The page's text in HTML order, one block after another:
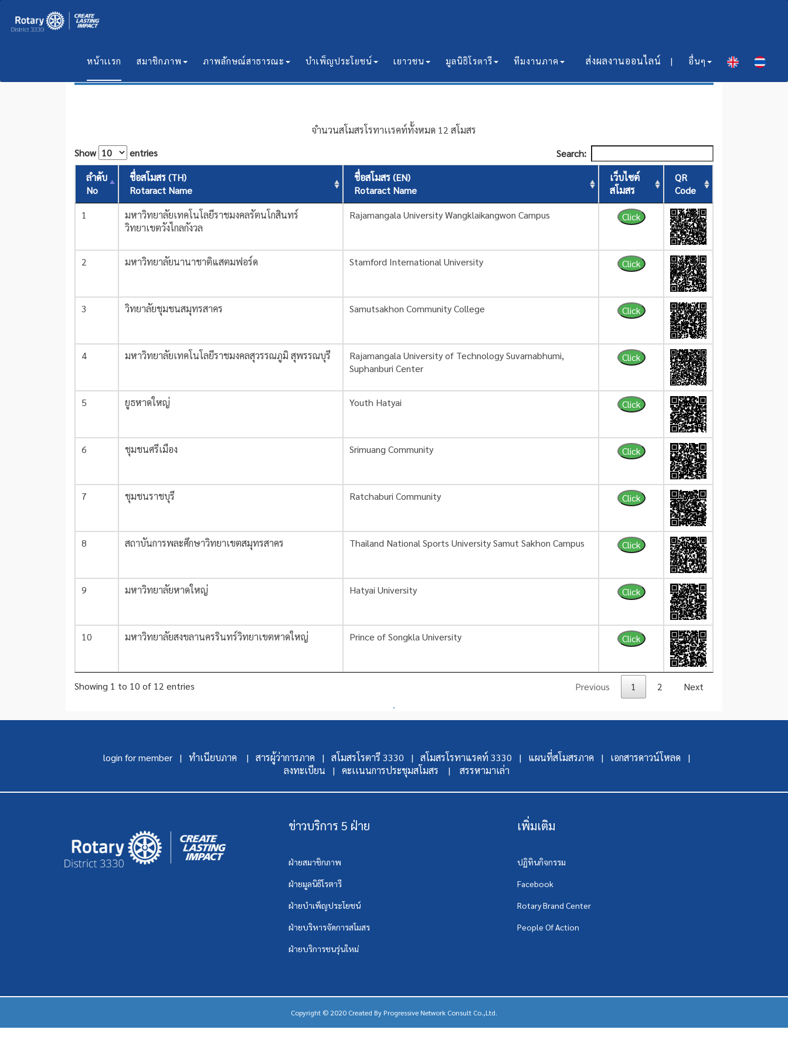
หน้าเเรก สมาชิกภาพ ภาพลักษณ์สาธารณะ บำเพ็ญประโยชน์ เยาวชน มูลนิธิโรตารี ทีมงานภาค ส่งผลงานออนไลน์​ | อื่นๆ
ข้อมูลสมาชิกสโมสโรทาเเรคท์ ภาค 3330
จำนวนสโมสรโรทาเเรคท์ทั้งหมด 12 สโมสร
Show
entries
Search:
ลำดับ
No
ชื่อสโมสร (TH)
Rotaract Name
ชื่อสโมสร (EN)
Rotaract Name
เว็บไซต์
สโมสร
QR
Code
1
มหาวิทยาลัยเทคโนโลยีราชมงคลรัตนโกสินทร์
วิทยาเขตวังไกลกังวล
Rajamangala University Wangklaikangwon Campus Click
2 มหาวิทยาลัยนานาชาติแสตมฟอร์ด Stamford International University Click
3 วิทยาลัยชุมชนสมุทรสาคร Samutsakhon Community College Click
4 มหาวิทยาลัยเทคโนโลยีราชมงคลสุวรรณภูมิ สุพรรณบุรี
Rajamangala University of Technology Suvarnabhumi,
Suphanburi Center
Click
5 ยูธหาดใหญ่ Youth Hatyai Click
6 ชุมชนศรีเมือง Srimuang Community Click
7 ชุมชนราชบุรี Ratchaburi Community Click
8 สถาบันการพละศึกษาวิทยาเขตสมุทรสาคร Thailand National Sports University Samut Sakhon Campus Click
9 มหาวิทยาลัยหาดใหญ่ Hatyai University Click
10 มหาวิทยาลัยสงขลานครรินทร์วิทยาเขตหาดใหญ่ Prince of Songkla University Click
Showing 1 to 10 of 12 entries Previous 1 2
Next
.
login for member | ทำเนียบภาค | สารผู้ว่าการภาค | สโมสรโรตารี 3330 | สโมสรโรทาแรคท์ 3330 | แผนที่สโมสรภาค |
เอกสารดาวน์โหลด |
ลงทะเบียน |
คะเเนนการประชุมสโมสร | สรรหามาเล่า
ข่าวบริการ 5 ฝ่าย
ฝ่ายสมาชิกภาพ
ฝ่ายมูลนิธิโรตารี
ฝ่ายบำเพ็ญประโยชน์
ฝ่ายบริหารจัดการสโมสร
ฝ่ายบริการชนรุ่นใหม่
เพิ่มเติม
ปฏิทินกิจกรรม
Facebook
Rotary Brand Center
People Of Action
Copyright © 2020 Created By Progressive Network Consult Co.,Ltd.